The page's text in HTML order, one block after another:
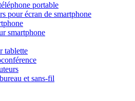
portable
pour écran de smartphone
smartphone
tablette
et sans-fil